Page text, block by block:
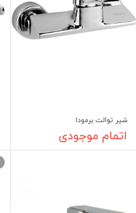
شیر توالت برمودا
اتمام موجودی